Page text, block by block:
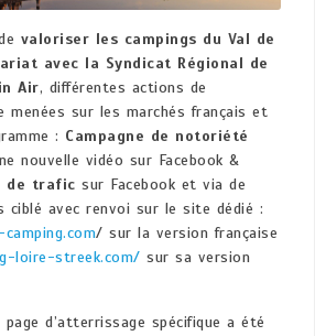
valoriser les campings du Val de
avec la Syndicat Régional de
Air, différentes actions de
sur les marchés français et
: Campagne de notoriété
nouvelle vidéo sur Facebook &
de trafic sur Facebook et via de
ciblé avec renvoi sur le site dédié :
/ sur la version française
loire-streek.com/ sur sa version
page d’atterrissage spécifique a été